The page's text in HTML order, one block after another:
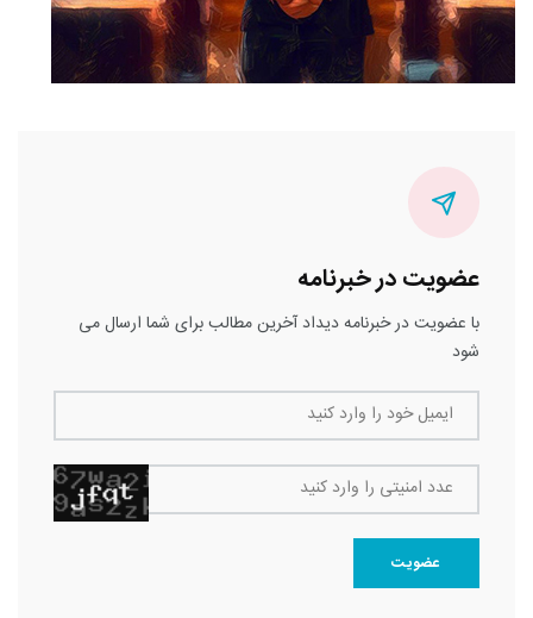
عضویت در خبرنامه
با عضویت در خبرنامه دیداد آخرین مطالب برای شما ارسال می
شود
ایمیل خود را وارد کنید
عدد امنیتی را وارد کنید
عضویت